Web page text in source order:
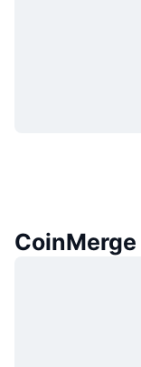
CoinMerge